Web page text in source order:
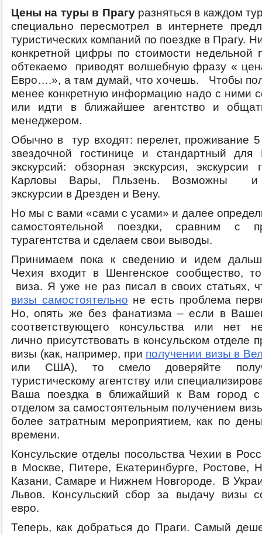
Цены на туры в Прагуразняться в каждом
специально пересмотрел в интернете
туристических компаний по поездке в Прагу.
конкретной цифры по стоимости недельной
обтекаемо приводят волшебную фразу «
Евро….», а там думай, что хочешь. Чтобы
менее конкретную информацию надо с ними
или идти в ближайшее агентство и
менеджером.
Обычно в тур входят: перелет, проживание
звездочной гостинице и стандартный для
экскурсий: обзорная экскурсия,
Карловы Вары, Пльзень. Возможны и
экскурсии в Дрезден и Вену.
Но мы с вами «сами с усами» и далее
самостоятельной поездки, сравним с
турагентства и сделаем свои выводы.
Принимаем пока к сведению и идем
Чехия входит в Шенгенское сообщество,
виза. Я уже не раз писал в своих статьях,
визы самостоятельно не есть проблема
Но, опять же без фанатизма – если в
соответствующего консульства или нет
лично присутствовать в консульском отделе
визы (как, например, при получении визы в
или США), то смело доверяйте
туристическому агентству или
Ваша поездка в ближайший к Вам город с
отделом за самостоятельным получением
более затратным мероприятием, как по
времени.
Консульские отделы посольства Чехии в
в Москве, Питере, Екатеринбурге, Ростове,
Казани, Самаре и Нижнем Новгороде. В
Львов. Консульский сбор за выдачу визы
евро.
Теперь, как добраться до Праги. Самый